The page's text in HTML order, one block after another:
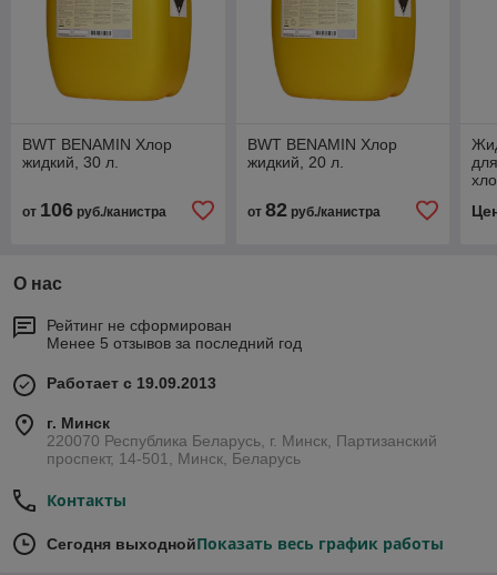
BWT BENAMIN Хлор
жидкий, 30 л.
от 106 руб./канистра
BWT BENAMIN Хлор
жидкий, 20 л.
от 82руб./канистра
О нас
Рейтинг не сформирован
Менее 5 отзывов за последний год
Работает с 19.09.2013
г. Минск
220070 Республика Беларусь, г. Минск, Партизанский
проспект, 14-501, Минск, Беларусь
Контакты
Сегодня выходнойПоказать весь график работы